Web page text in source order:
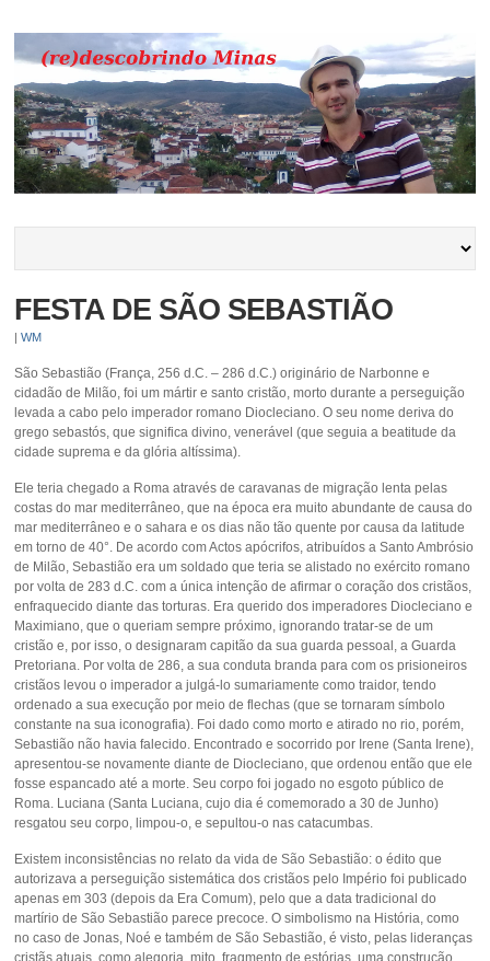
FESTA DE SÃO SEBASTIÃO
|WM
São Sebastião (França, 256 d.C. – 286 d.C.) originário de Narbonne e
cidadão de Milão, foi um mártir e santo cristão, morto durante a perseguição
levada a cabo pelo imperador romano Diocleciano. O seu nome deriva do
grego sebastós, que significa divino, venerável (que seguia a beatitude da
cidade suprema e da glória altíssima).
Ele teria chegado a Roma através de caravanas de migração lenta pelas
costas do mar mediterrâneo, que na época era muito abundante de causa do
mar mediterrâneo e o sahara e os dias não tão quente por causa da latitude
em torno de 40°. De acordo com Actos apócrifos, atribuídos a Santo Ambrósio
de Milão, Sebastião era um soldado que teria se alistado no exército romano
por volta de 283 d.C. com a única intenção de afirmar o coração dos cristãos,
enfraquecido diante das torturas. Era querido dos imperadores Diocleciano e
Maximiano, que o queriam sempre próximo, ignorando tratar-se de um
cristão e, por isso, o designaram capitão da sua guarda pessoal, a Guarda
Pretoriana. Por volta de 286, a sua conduta branda para com os prisioneiros
cristãos levou o imperador a julgá-lo sumariamente como traidor, tendo
ordenado a sua execução por meio de flechas (que se tornaram símbolo
constante na sua iconografia). Foi dado como morto e atirado no rio, porém,
Sebastião não havia falecido. Encontrado e socorrido por Irene (Santa Irene),
apresentou-se novamente diante de Diocleciano, que ordenou então que ele
fosse espancado até a morte. Seu corpo foi jogado no esgoto público de
Roma. Luciana (Santa Luciana, cujo dia é comemorado a 30 de Junho)
resgatou seu corpo, limpou-o, e sepultou-o nas catacumbas.
Existem inconsistências no relato da vida de São Sebastião: o édito que
autorizava a perseguição sistemática dos cristãos pelo Império foi publicado
apenas em 303 (depois da Era Comum), pelo que a data tradicional do
martírio de São Sebastião parece precoce. O simbolismo na História, como
no caso de Jonas, Noé e também de São Sebastião, é visto, pelas lideranças
cristãs atuais, como alegoria, mito, fragmento de estórias, uma construção